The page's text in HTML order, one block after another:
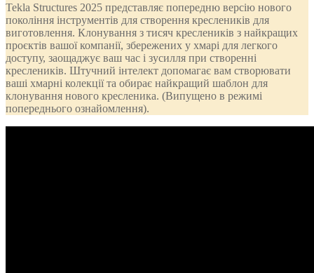
Tekla Structures 2025 представляє попередню версію нового
покоління інструментів для створення креслеників для
виготовлення. Клонування з тисяч креслеників з найкращих
проєктів вашої компанії, збережених у хмарі для легкого
доступу, заощаджує ваш час і зусилля при створенні
креслеників. Штучний інтелект допомагає вам створювати
ваші хмарні колекції та обирає найкращий шаблон для
клонування нового кресленика. (Випущено в режимі
попереднього ознайомлення).